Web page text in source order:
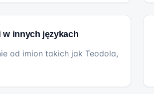
innych językach
od imion takich jak Teodola,